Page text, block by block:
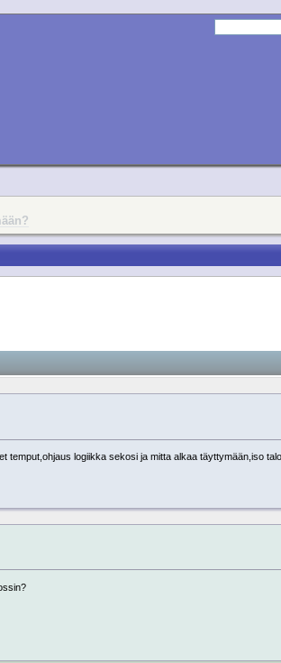
temput,ohjaus logiikka sekosi ja mitta alkaa täyttymään,iso